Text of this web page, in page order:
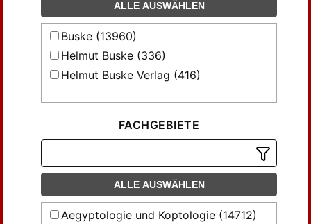
Conman, Joanne (41)
Darnell, John Coleman (33)
Decker, Wolfgang (39)
Diebner, Bernd Jörg (37)
Dieleman, Jacco (41)
Edel, Elmar (155)
Eichler, Selke (102)
El-Khadragy , Mahmoud (52)
El-Khadragy, Mahmoud (112)
El-Masry , Yahia (34)
ALLE AUSWÄHLEN
Buske (13960)
Helmut Buske (336)
Helmut Buske Verlag (416)
FACHGEBIETE
ALLE AUSWÄHLEN
Aegyptologie und Koptologie (14712)